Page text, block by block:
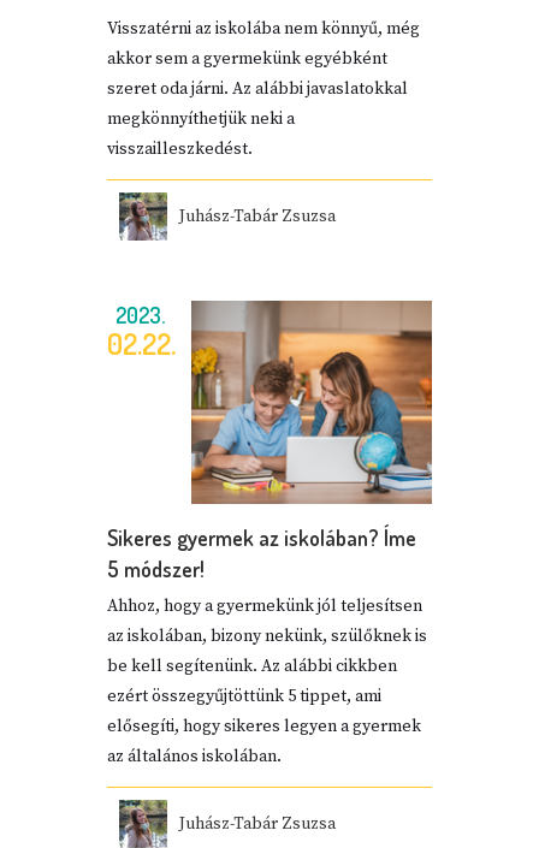
Visszatérni az iskolába nem könnyű, még
akkor sem a gyermekünk egyébként
szeret oda járni. Az alábbi javaslatokkal
megkönnyíthetjük neki a
visszailleszkedést.
Juhász-Tabár Zsuzsa
2023.
02.22.
Sikeres gyermek az iskolában? Íme
5 módszer!
Ahhoz, hogy a gyermekünk jól teljesítsen
az iskolában, bizony nekünk, szülőknek is
be kell segítenünk. Az alábbi cikkben
ezért összegyűjtöttünk 5 tippet, ami
elősegíti, hogy sikeres legyen a gyermek
az általános iskolában.
Juhász-Tabár Zsuzsa